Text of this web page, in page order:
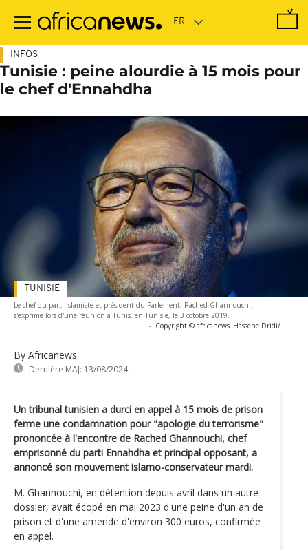
contenu
INFOS
Tunisie : peine alourdie à 15 mois pour
le chef d'Ennahdha
Le chef du parti islamiste et président du Parlement, Rached Ghannouchi,
s'exprime lors d'une réunion à Tunis, en Tunisie, le 3 octobre 2019.
- Copyright © africanews Hassene Dridi/
By Africanews
Dernière MAJ: 13/08/2024
TUNISIE
Un tribunal tunisien a durci en appel à 15 mois de prison
ferme une condamnation pour "apologie du terrorisme"
prononcée à l'encontre de Rached Ghannouchi, chef
emprisonné du parti Ennahdha et principal opposant, a
annoncé son mouvement islamo-conservateur mardi.
M. Ghannouchi, en détention depuis avril dans un autre
dossier, avait écopé en mai 2023 d'une peine d'un an de
prison et d'une amende d'environ 300 euros, confirmée
en appel.